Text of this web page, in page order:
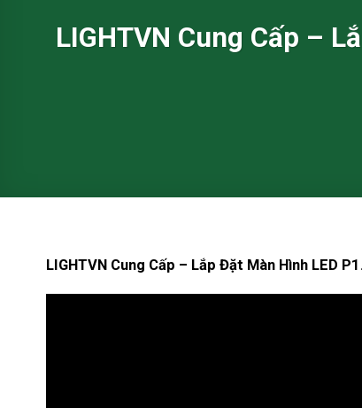
LIGHTVN Cung Cấp –
LIGHTVN Cung Cấp – Lắp Đặt Màn Hình LED